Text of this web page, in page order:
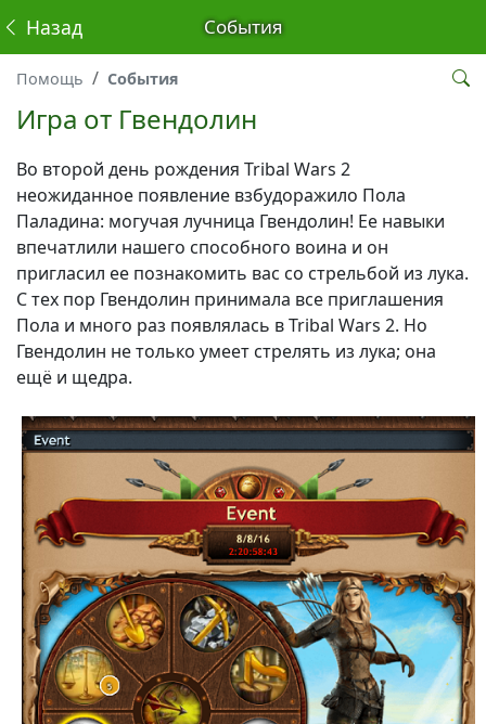
События
Назад
Помощь События
Игра от Гвендолин
Во второй день рождения Tribal Wars 2
неожиданное появление взбудоражило Пола
Паладина: могучая лучница Гвендолин! Ее навыки
впечатлили нашего способного воина и он
пригласил ее познакомить вас со стрельбой из лука.
С тех пор Гвендолин принимала все приглашения
Пола и много раз появлялась в Tribal Wars 2. Но
Гвендолин не только умеет стрелять из лука; она
ещё и щедра.